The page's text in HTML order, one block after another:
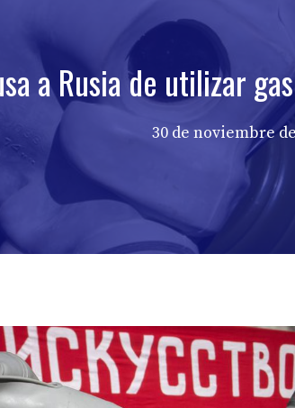
a Rusia de utilizar
30 de noviembre